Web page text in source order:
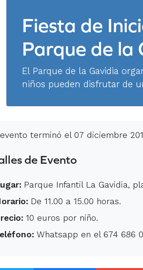
Fiesta de
Parque de la
El Parque de la Gavidia
niños pueden disfrutar de
terminó el 07 diciembre
de Evento
Parque Infantil La Gavidia,
De 11.00 a 15.00 horas.
10 euros por niño.
Whatsapp en el 674 686